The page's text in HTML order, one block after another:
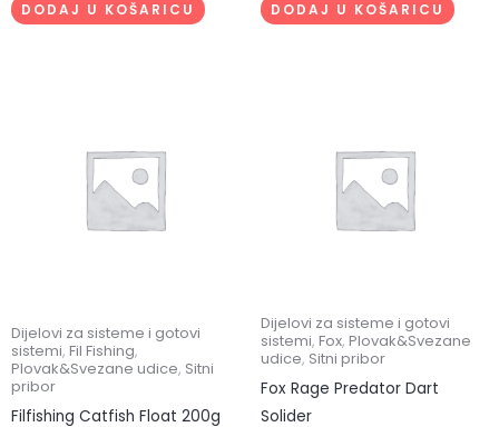
DODAJ U KOŠARICU DODAJ U KOŠARICU
Dijelovi za sisteme i gotovi
sistemi, Fil Fishing,
Plovak&Svezane udice, Sitni
pribor
Filfishing Catfish Float 200g
Dijelovi za sisteme i gotovi
sistemi, Fox, Plovak&Svezane
udice, Sitni pribor
Fox Rage Predator Dart
Solider